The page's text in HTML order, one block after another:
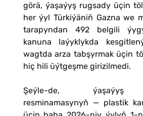
görä, ýaşaýyş rugsady üçin
her ýyl Türkiýäniň Gazna we
tarapyndan 492 belgili
kanuna laýyklykda
wagtda arza tabşyrmak üçin
hiç hili üýtgeşme girizilmedi.
Şeýle-de, ýaşaýyş
resminamasynyň — plastik